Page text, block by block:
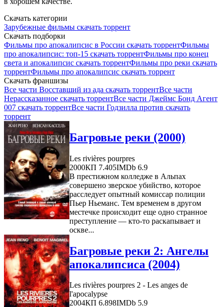
Скачать категории
Зарубежные фильмы скачать торрент
Скачать подборки
Фильмы про апокалипсис в России скачать торрентФильмы
про апокалипсис: топ-15 скачать торрентФильмы про конец
света и апокалипсис скачать торрентФильмы про реки скачать
торрентФильмы про апокалипсис скачать торрент
Скачать франшизы
Все части Восставший из ада скачать торрентВсе части
Нерассказанное скачать торрентВсе части Джеймс Бонд Агент
007 скачать торрентВсе части Годзилла против скачать
торрент
Багровые реки (2000)
Les rivières pourpres
2000КП 7.405IMDb 6.9
В престижном колледже в Альпах
совершено зверское убийство, которое
расследует опытный комиссар полиции
Пьер Ньеманс. Тем временем в другом
местечке происходит еще одно странное
преступление — кто-то раскапывает и
оскве...
Багровые реки 2: Ангелы
апокалипсиса (2004)
Les rivières pourpres 2 - Les anges de
l'apocalypse
2004КП 6.898IMDb 5.9